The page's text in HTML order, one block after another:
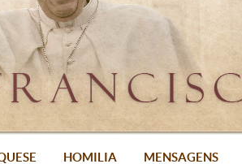
HOMILIA MENSAGENS